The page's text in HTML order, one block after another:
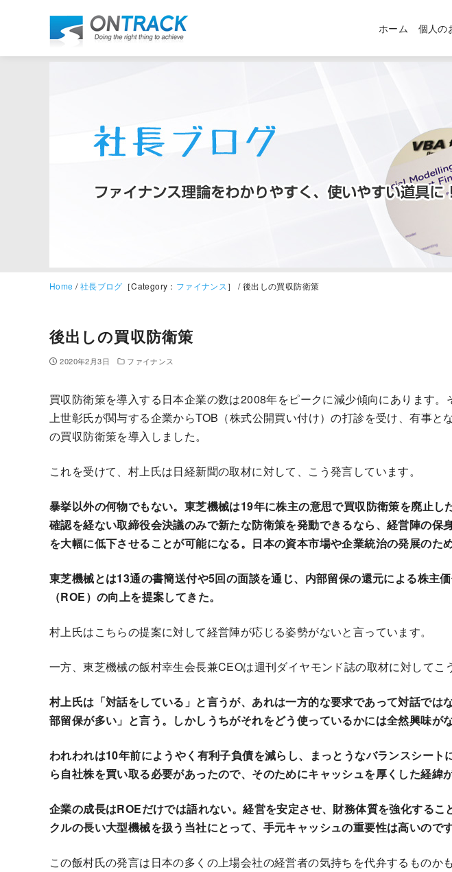
ホーム 個人の
Home /社長ブログ ［Category： ファイナンス ］ / 後出しの買収防衛策
後出しの買収防衛策
2020年2月3日 ファイナンス
買収防衛策を導入する日本企業の数は2008年をピークに減少傾向にあります
上世彰氏が関与する企業からTOB（株式公開買い付け）の打診を受け、有事と
の買収防衛策を導入しました。
これを受けて、村上氏は日経新聞の取材に対して、こう発言しています。
暴挙以外の何物でもない。東芝機械は19年に株主の意思で買収防衛策を廃止し
確認を経ない取締役会決議のみで新たな防衛策を発動できるなら、経営陣の保
を大幅に低下させることが可能になる。日本の資本市場や企業統治の発展のた
東芝機械とは13通の書簡送付や5回の面談を通じ、内部留保の還元による株主
（ROE）の向上を提案してきた。
村上氏はこちらの提案に対して経営陣が応じる姿勢がないと言っています。
一方、東芝機械の飯村幸生会長兼CEOは週刊ダイヤモンド誌の取材に対してこ
村上氏は「対話をしている」と言うが、あれは一方的な要求であって対話では
部留保が多い」と言う。しかしうちがそれをどう使っているかには全然興味がな
われわれは10年前にようやく有利子負債を減らし、まっとうなバランスシート
ら自社株を買い取る必要があったので、そのためにキャッシュを厚くした経緯
企業の成長はROEだけでは語れない。経営を安定させ、財務体質を強化するこ
クルの長い大型機械を扱う当社にとって、手元キャッシュの重要性は高いのです
この飯村氏の発言は日本の多くの上場会社の経営者の気持ちを代弁するものか